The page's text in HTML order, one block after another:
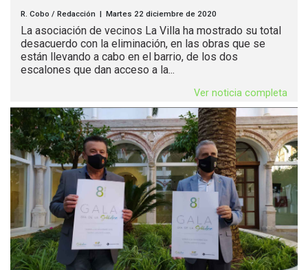
R. Cobo / Redacción | Martes 22 diciembre de 2020
La asociación de vecinos La Villa ha mostrado su total
desacuerdo con la eliminación, en las obras que se
están llevando a cabo en el barrio, de los dos
escalones que dan acceso a la...
Ver noticia completa